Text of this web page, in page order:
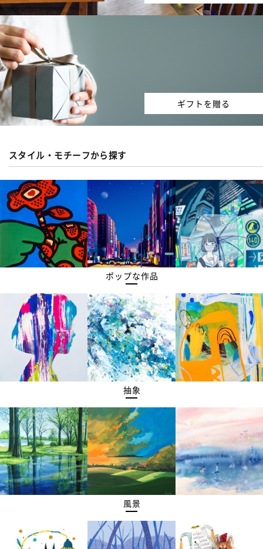
ギフトを贈る
スタイル・モチーフから探す
ポップな作品
抽象
風景